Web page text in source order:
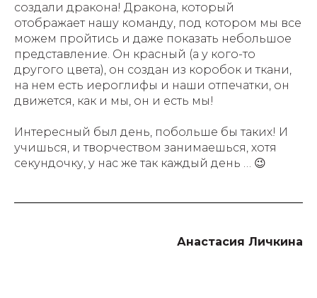
создали дракона! Дракона, который
отображает нашу команду, под котором мы все
можем пройтись и даже показать небольшое
представление. Он красный (а у кого-то
другого цвета), он создан из коробок и ткани,
на нем есть иероглифы и наши отпечатки, он
движется, как и мы, он и есть мы!
Интересный был день, побольше бы таких! И
учишься, и творчеством занимаешься, хотя
секундочку, у нас же так каждый день … 😉
Анастасия Личкина